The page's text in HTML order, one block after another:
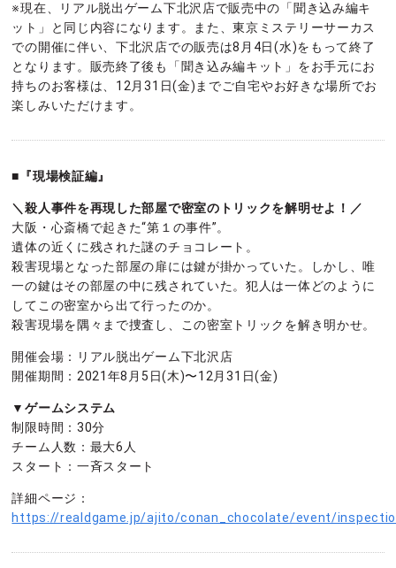
※現在、リアル脱出ゲーム下北沢店で販売中の「聞き込み編キ
ット」と同じ内容になります。また、東京ミステリーサーカス
での開催に伴い、下北沢店での販売は8月4日(水)をもって終了
となります。販売終了後も「聞き込み編キット」をお手元にお
持ちのお客様は、12月31日(金)までご自宅やお好きな場所でお
楽しみいただけます。
■『現場検証編』
＼殺人事件を再現した部屋で密室のトリックを解明せよ！／
大阪・心斎橋で起きた“第１の事件”。
遺体の近くに残された謎のチョコレート。
殺害現場となった部屋の扉には鍵が掛かっていた。しかし、唯
一の鍵はその部屋の中に残されていた。犯人は一体どのように
してこの密室から出て行ったのか。
殺害現場を隅々まで捜査し、この密室トリックを解き明かせ。
開催会場：リアル脱出ゲーム下北沢店
開催期間：2021年8月5日(木)〜12月31日(金)
▼ゲームシステム
制限時間：30分
チーム人数：最大6人
スタート：一斉スタート
詳細ページ：
https://realdgame.jp/ajito/conan_chocolate/event/